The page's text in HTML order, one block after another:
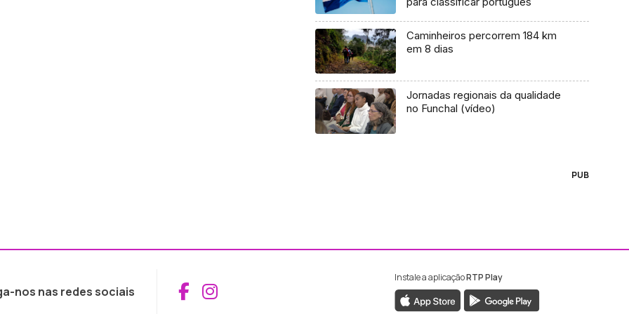
Caminheiros percorrem 184 km
em 8 dias
Jornadas regionais da qualidade
no Funchal (vídeo)
PUB
nos nas redes sociais Aceder ao Facebook da RTP Madeira
Aceder ao Instagram da RTP Madeira
Instale a aplicaçãoRTP Play